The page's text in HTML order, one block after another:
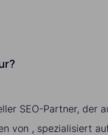
SEO-Partner, der
von , spezialisiert